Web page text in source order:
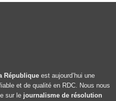
République est aujourd’hui une
et de qualité en RDC. Nous nous
sur le journalisme de résolution